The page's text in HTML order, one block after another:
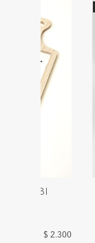
RIBI
interés de $ 2.300